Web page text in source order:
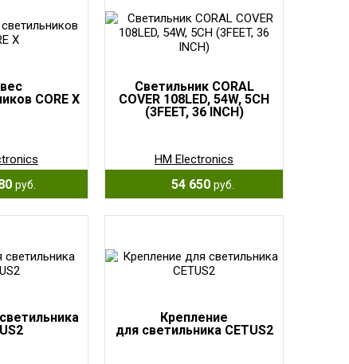
CORE X
руб.
Светильник CORAL
COVER 108LED, 54W, 5CH
(3FEET, 36 INCH)
HM Electronics
54 650 руб.
Крепление
для светильника CETUS2